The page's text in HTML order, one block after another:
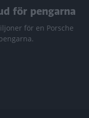
för pengarna
för en Porsche